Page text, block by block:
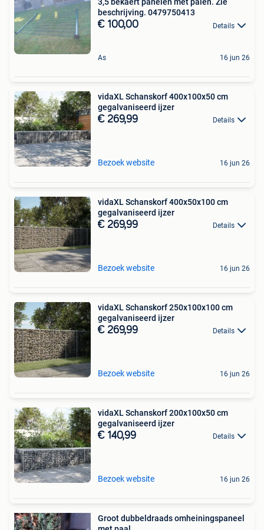
3,5 bekaert panelen met palen. Zie
beschrijving. 0479750413
€ 100,00 Details
As 16 jun 26
vidaXL Schanskorf 400x100x50 cm
gegalvaniseerd ijzer
€ 269,99 Details
Bezoek website 16 jun 26
vidaXL Schanskorf 400x50x100 cm
gegalvaniseerd ijzer
€ 269,99 Details
Bezoek website 16 jun 26
vidaXL Schanskorf 250x100x100 cm
gegalvaniseerd ijzer
€ 269,99 Details
Bezoek website 16 jun 26
vidaXL Schanskorf 200x100x50 cm
gegalvaniseerd ijzer
€ 140,99 Details
Bezoek website 16 jun 26
Groot dubbeldraads omheiningspaneel